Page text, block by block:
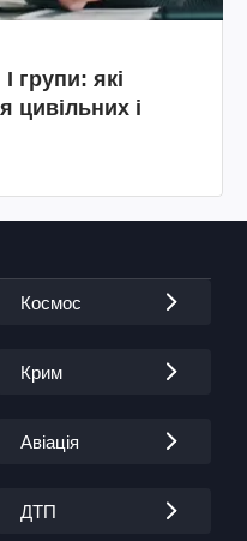
I групи: які
цивільних і
Космос
Крим
Авіація
ДТП